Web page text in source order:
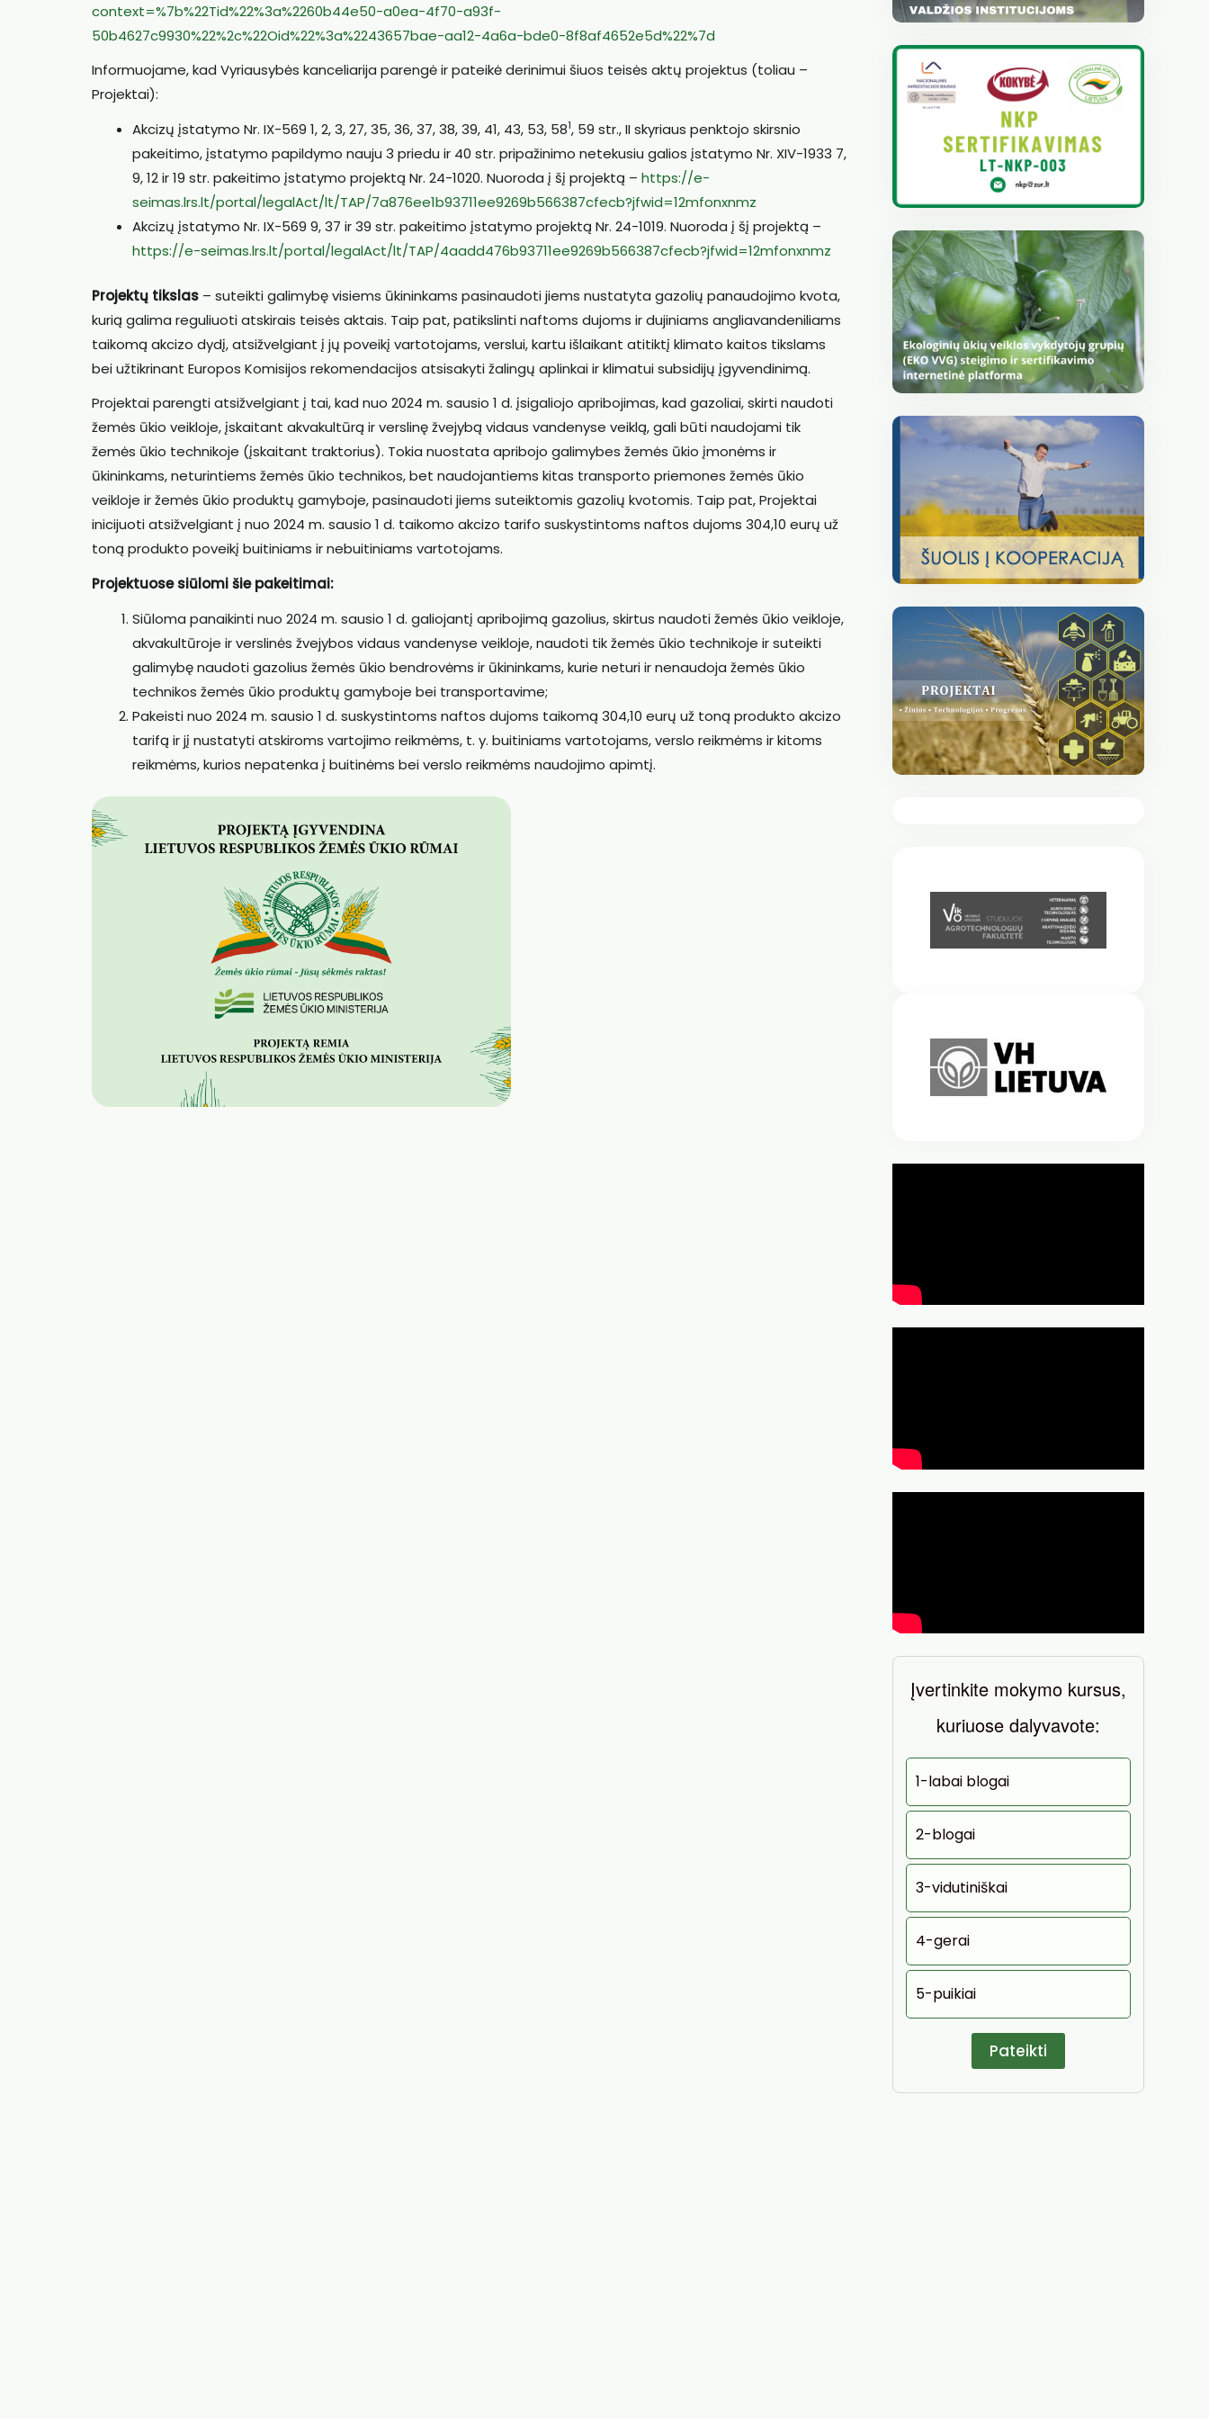
context=%7b%22Tid%22%3a%2260b44e50-a0ea-4f70-a93f-
50b4627c9930%22%2c%22Oid%22%3a%2243657bae-aa12-4a6a-bde0-8f8af4652e5d%22%7d
Informuojame, kad Vyriausybės kanceliarija parengė ir pateikė derinimui šiuos teisės aktų projektus (toliau –
Projektai):
Akcizų įstatymo Nr. IX-569 1, 2, 3, 27, 35, 36, 37, 38, 39, 41, 43, 53, 581, 59 str., II skyriaus penktojo skirsnio
pakeitimo, įstatymo papildymo nauju 3 priedu ir 40 str. pripažinimo netekusiu galios įstatymo Nr. XIV-1933 7,
9, 12 ir 19 str. pakeitimo įstatymo projektą Nr. 24-1020. Nuoroda į šį projektą – https://e-
seimas.lrs.lt/portal/legalAct/lt/TAP/7a876ee1b93711ee9269b566387cfecb?jfwid=12mfonxnmz
Akcizų įstatymo Nr. IX-569 9, 37 ir 39 str. pakeitimo įstatymo projektą Nr. 24-1019. Nuoroda į šį projektą –
https://e-seimas.lrs.lt/portal/legalAct/lt/TAP/4aadd476b93711ee9269b566387cfecb?jfwid=12mfonxnmz
Projektų tikslas – suteikti galimybę visiems ūkininkams pasinaudoti jiems nustatyta gazolių panaudojimo kvota,
kurią galima reguliuoti atskirais teisės aktais. Taip pat, patikslinti naftoms dujoms ir dujiniams angliavandeniliams
taikomą akcizo dydį, atsižvelgiant į jų poveikį vartotojams, verslui, kartu išlaikant atitiktį klimato kaitos tikslams
bei užtikrinant Europos Komisijos rekomendacijos atsisakyti žalingų aplinkai ir klimatui subsidijų įgyvendinimą.
Projektai parengti atsižvelgiant į tai, kad nuo 2024 m. sausio 1 d. įsigaliojo apribojimas, kad gazoliai, skirti naudoti
žemės ūkio veikloje, įskaitant akvakultūrą ir verslinę žvejybą vidaus vandenyse veiklą, gali būti naudojami tik
žemės ūkio technikoje (įskaitant traktorius). Tokia nuostata apribojo galimybes žemės ūkio įmonėms ir
ūkininkams, neturintiems žemės ūkio technikos, bet naudojantiems kitas transporto priemones žemės ūkio
veikloje ir žemės ūkio produktų gamyboje, pasinaudoti jiems suteiktomis gazolių kvotomis. Taip pat, Projektai
inicijuoti atsižvelgiant į nuo 2024 m. sausio 1 d. taikomo akcizo tarifo suskystintoms naftos dujoms 304,10 eurų už
toną produkto poveikį buitiniams ir nebuitiniams vartotojams.
Projektuose siūlomi šie pakeitimai:
Siūloma panaikinti nuo 2024 m. sausio 1 d. galiojantį apribojimą gazolius, skirtus naudoti žemės ūkio veikloje,
akvakultūroje ir verslinės žvejybos vidaus vandenyse veikloje, naudoti tik žemės ūkio technikoje ir suteikti
galimybę naudoti gazolius žemės ūkio bendrovėms ir ūkininkams, kurie neturi ir nenaudoja žemės ūkio
technikos žemės ūkio produktų gamyboje bei transportavime;
Pakeisti nuo 2024 m. sausio 1 d. suskystintoms naftos dujoms taikomą 304,10 eurų už toną produkto akcizo
tarifą ir jį nustatyti atskiroms vartojimo reikmėms, t. y. buitiniams vartotojams, verslo reikmėms ir kitoms
reikmėms, kurios nepatenka į buitinėms bei verslo reikmėms naudojimo apimtį.
Įvertinkite mokymo kursus,
kuriuose dalyvavote:
1-labai blogai
2-blogai
3-vidutiniškai
4-gerai
5-puikiai